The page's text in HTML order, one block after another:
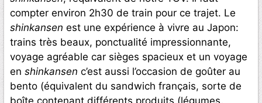
compter environ 2h30 de train pour ce trajet. Le
shinkansen est une expérience à vivre au Japon:
trains très beaux, ponctualité impressionnante,
voyage agréable car sièges spacieux et un voyage
en shinkansen c’est aussi l’occasion de goûter au
bento (équivalent du sandwich français, sorte de